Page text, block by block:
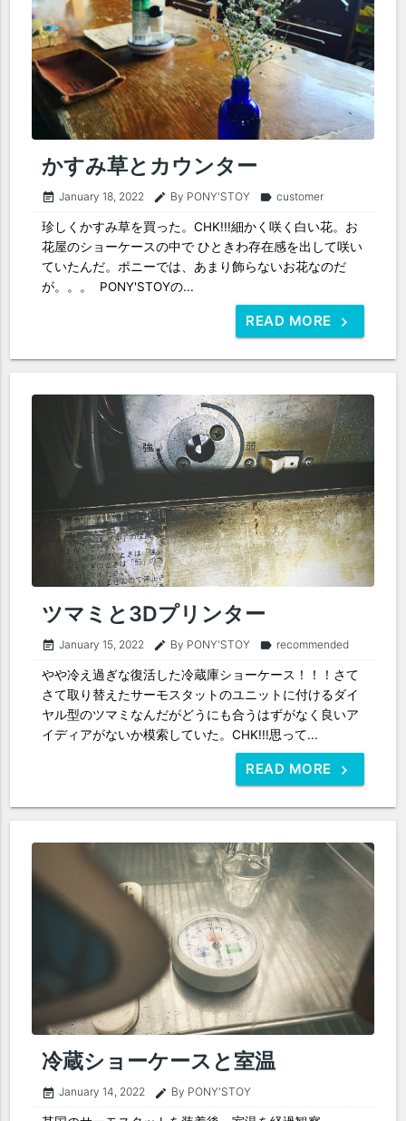
かすみ草とカウンター
event_note January 18, 2022 edit By PONY'STOY label customer
珍しくかすみ草を買った。CHK!!!細かく咲く白い花。お
花屋のショーケースの中で ひときわ存在感を出して咲い
ていたんだ。ポニーでは、あまり飾らないお花なのだ
が。。。 PONY'STOYの...
READ MORE
ツマミと3Dプリンター
event_note January 15, 2022 edit By PONY'STOY label recommended
やや冷え過ぎな復活した冷蔵庫ショーケース！！！さて
さて取り替えたサーモスタットのユニットに付けるダイ
ヤル型のツマミなんだがどうにも合うはずがなく良いア
イディアがないか模索していた。CHK!!!思って...
READ MORE
冷蔵ショーケースと室温
event_note January 14, 2022 edit By PONY'STOY